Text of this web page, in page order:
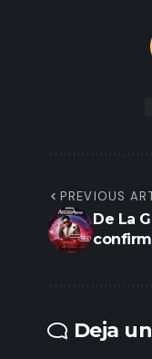
PREVIOUS
De La
Deja